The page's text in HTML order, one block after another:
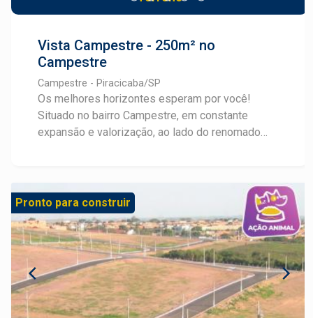
Vista Campestre - 250m² no
Campestre
Campestre - Piracicaba/SP
Os melhores horizontes esperam por você!
Situado no bairro Campestre, em constante
expansão e valorização, ao lado do renomado
imóveis com amplitude, uma vista deslumbrante
da cidade e fácil acesso a comércios e serviços
através da Avenida Laranjal Paulista. Com
infraestrutura completa: pavimentação asfáltica,
água, esgoto, drenagem, ruas 9m de largura e
guias americanas. Além de mais de 11.000m² de
área verde que valorizam a qualidade de vida.
Pronto para construir